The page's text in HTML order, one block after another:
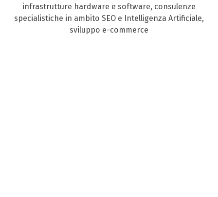
infrastrutture hardware e software, consulenze
specialistiche in ambito SEO e Intelligenza Artificiale,
sviluppo e-commerce